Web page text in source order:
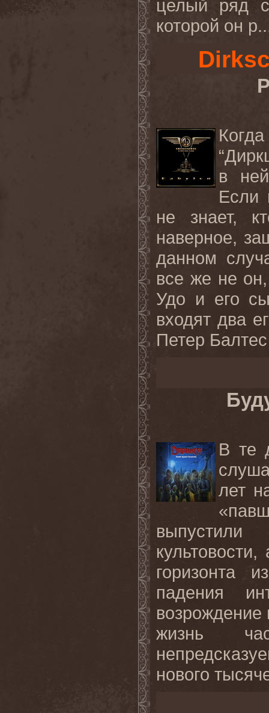
целый ряд
которой он
в
Если
не знает,
наверное,
данном
все же не
Удо и его
входят два
Петер
В те
лет
горизонта
падения
жизнь
нового